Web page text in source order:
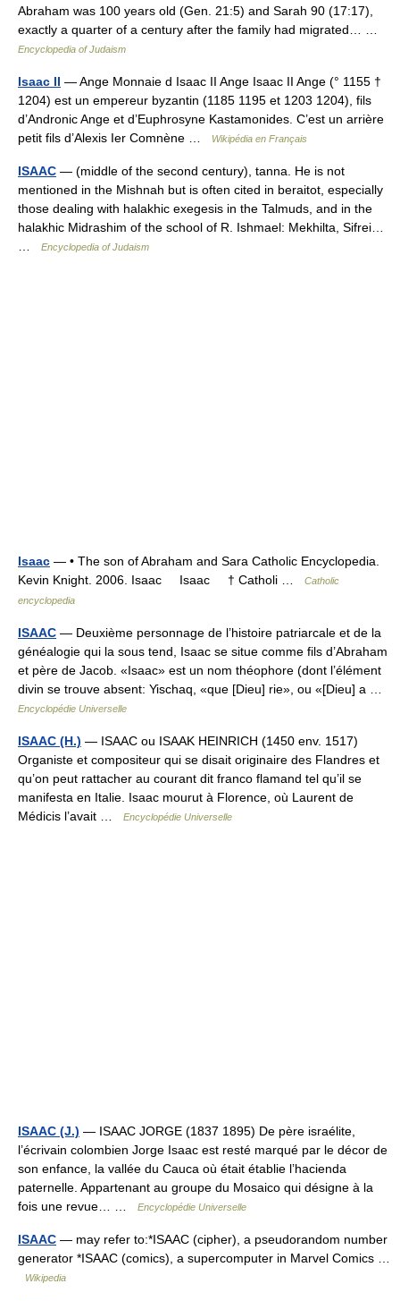
Abraham was 100 years old (Gen. 21:5) and Sarah 90 (17:17),
exactly a quarter of a century after the family had migrated… …
Encyclopedia of Judaism
Isaac II — Ange Monnaie d Isaac II Ange Isaac II Ange (° 1155 †
1204) est un empereur byzantin (1185 1195 et 1203 1204), fils
d’Andronic Ange et d’Euphrosyne Kastamonides. C’est un arrière
petit fils d’Alexis Ier Comnène …
Wikipédia en Français
ISAAC — (middle of the second century), tanna. He is not
mentioned in the Mishnah but is often cited in beraitot, especially
those dealing with halakhic exegesis in the Talmuds, and in the
halakhic Midrashim of the school of R. Ishmael: Mekhilta, Sifrei…
Encyclopedia of Judaism
Isaac — • The son of Abraham and Sara Catholic Encyclopedia.
Kevin Knight. 2006. Isaac Isaac † Catholi …
Catholic
encyclopedia
ISAAC — Deuxième personnage de l’histoire patriarcale et de la
généalogie qui la sous tend, Isaac se situe comme fils d’Abraham
et père de Jacob. «Isaac» est un nom théophore (dont l’élément
divin se trouve absent: Yischaq, «que [Dieu] rie», ou «[Dieu] a …
Encyclopédie Universelle
ISAAC (H.) — ISAAC ou ISAAK HEINRICH (1450 env. 1517)
Organiste et compositeur qui se disait originaire des Flandres et
qu’on peut rattacher au courant dit franco flamand tel qu’il se
manifesta en Italie. Isaac mourut à Florence, où Laurent de
Médicis l’avait …
Encyclopédie Universelle
ISAAC (J.) — ISAAC JORGE (1837 1895) De père israélite,
l’écrivain colombien Jorge Isaac est resté marqué par le décor de
son enfance, la vallée du Cauca où était établie l’hacienda
paternelle. Appartenant au groupe du Mosaico qui désigne à la
fois une revue… …
Encyclopédie Universelle
ISAAC — may refer to:*ISAAC (cipher), a pseudorandom number
generator *ISAAC (comics), a supercomputer in Marvel Comics …
Wikipedia